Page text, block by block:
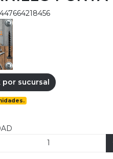
por sucursal